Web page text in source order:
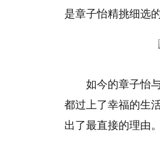
是章子怡精挑细选
如今的章子怡
都过上了幸福的生
出了最直接的理由。